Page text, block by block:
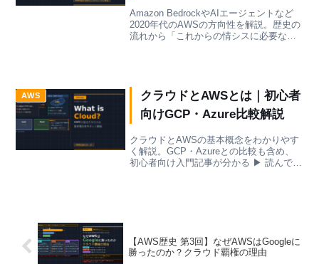
Amazon BedrockやAIエージェントなど
2020年代のAWSの方向性を解説。歴史の
流れから「これからの情シスに必要なス
AWS
クラウドとAWSとは｜初心者
向けGCP・Azure比較解説
クラウドとAWSの基本概念をわかりやす
く解説。GCP・Azureとの比較も含め、
初心者向け入門記事が分かる ▶ 読んでみ
【AWS歴史 第3回】なぜAWSはGoogleに
勝ったのか？クラウド覇権の理由